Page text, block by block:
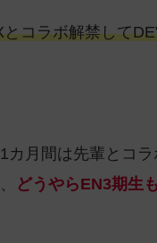
コラボ解禁して
月間は先輩とコ
どうやらEN3期生も